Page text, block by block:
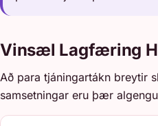
Vinsæl Lagfæring
Að para tjáningartákn breytir
samsetningar eru þær